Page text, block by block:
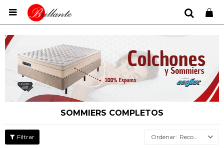

SOMMIERS COMPLETOS
Recomendados